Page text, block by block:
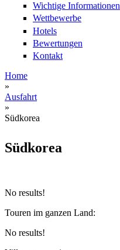
Wichtige Informationen
Wettbewerbe
Hotels
Bewertungen
Kontakt
Sie sind hier
Home
»
Ausfahrt
»
Südkorea
Südkorea
No results!
Touren im ganzen Land:
No results!